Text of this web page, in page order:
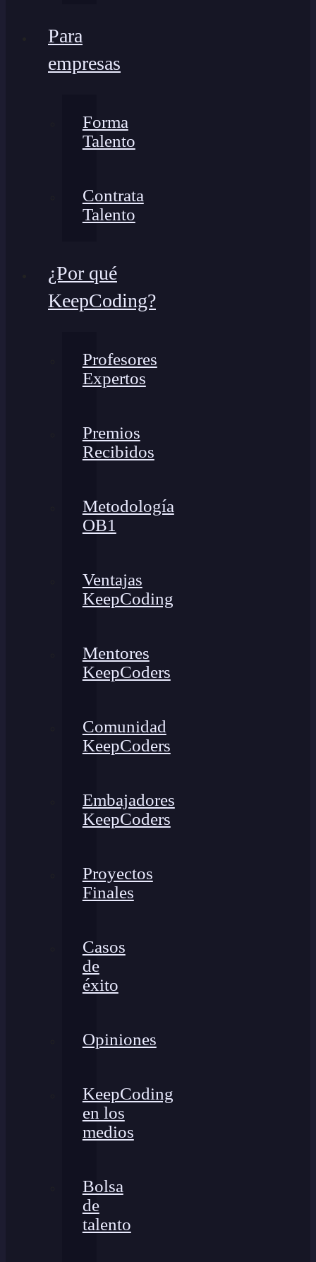
Para
empresas
Forma
Talento
Contrata
Talento
¿Por qué
KeepCoding?
Profesores
Expertos
Premios
Recibidos
Metodología
OB1
Ventajas
KeepCoding
Mentores
KeepCoders
Comunidad
KeepCoders
Embajadores
KeepCoders
Proyectos
Finales
Casos
de
éxito
Opiniones
KeepCoding
en los
medios
Bolsa
de
talento